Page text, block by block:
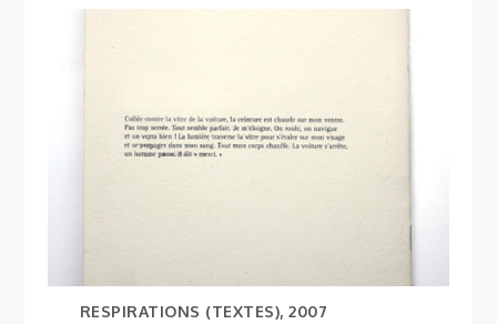
RESPIRATIONS (TEXTES), 2007